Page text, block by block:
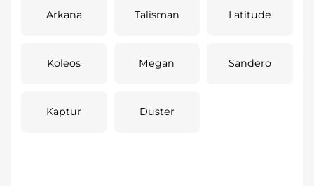
Arkana Talisman Latitude
Koleos Megan Sandero
Kaptur Duster